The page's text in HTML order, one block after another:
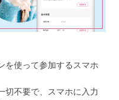
を使って参加するスマホ
切不要で、スマホに入力